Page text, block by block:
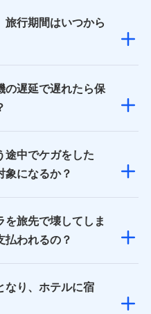
旅行期間はいつから
の遅延で遅れたら保
途中でケガをした
象になるか？
を旅先で壊してしま
払われるの？
なり、ホテルに宿